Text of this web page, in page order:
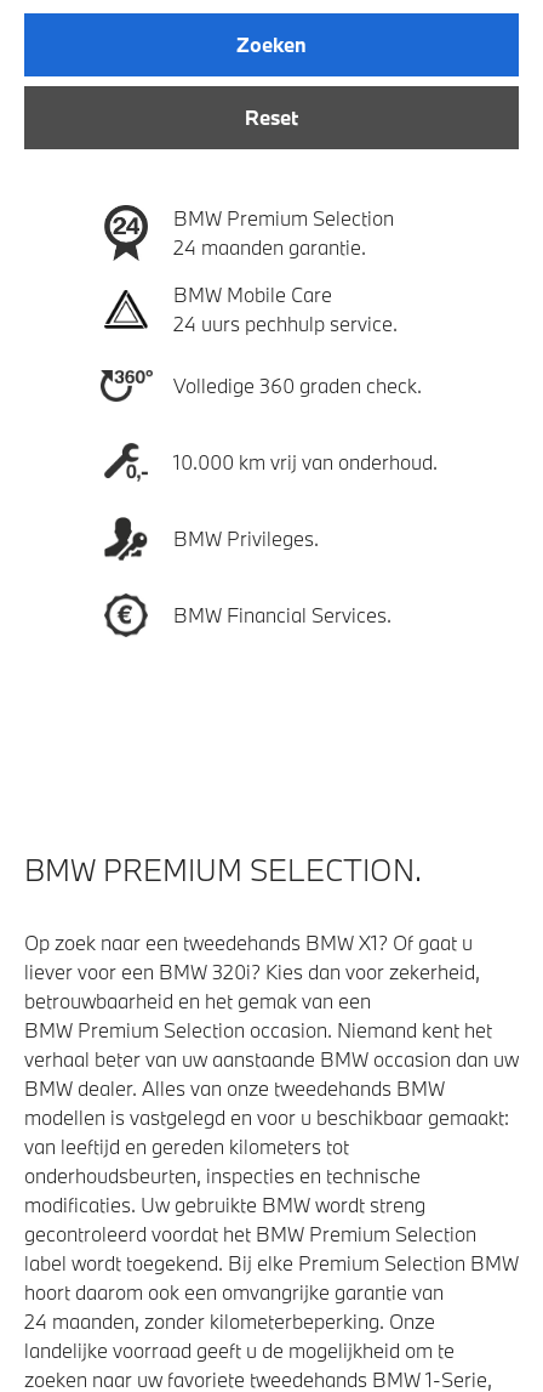
Reset
Zoeken
BMW Premium Selection
24 maanden garantie.
BMW Mobile Care
24 uurs pechhulp service.
Volledige 360 graden check.
10.000 km vrij van onderhoud.
BMW Privileges.
BMW Financial Services.
BMW PREMIUM SELECTION.
Op zoek naar een tweedehands BMW X1? Of gaat u
liever voor een BMW 320i? Kies dan voor zekerheid,
betrouwbaarheid en het gemak van een
BMW Premium Selection occasion. Niemand kent het
verhaal beter van uw aanstaande BMW occasion dan uw
BMW dealer. Alles van onze tweedehands BMW
modellen is vastgelegd en voor u beschikbaar gemaakt:
van leeftijd en gereden kilometers tot
onderhoudsbeurten, inspecties en technische
modificaties. Uw gebruikte BMW wordt streng
gecontroleerd voordat het BMW Premium Selection
label wordt toegekend. Bij elke Premium Selection BMW
hoort daarom ook een omvangrijke garantie van
24 maanden, zonder kilometerbeperking. Onze
landelijke voorraad geeft u de mogelijkheid om te
zoeken naar uw favoriete tweedehands BMW 1-Serie,